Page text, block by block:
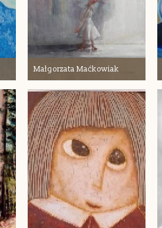
Małgorzata Maćkowiak